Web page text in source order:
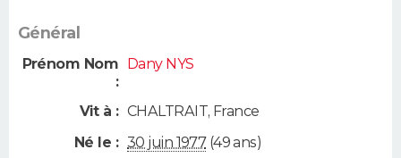
Général
Prénom Nom
:
Dany NYS
Vit à : CHALTRAIT, France
Né le : 30 juin 1977(49 ans)